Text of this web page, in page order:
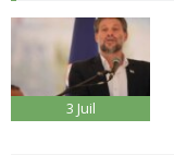
3 Juil